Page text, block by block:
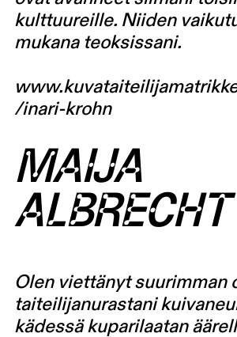
kulttuureille. Niiden
mukana teoksissani.
/inari-krohn
MAIJA
ALBRECHT
Olen viettänyt suurimman
taiteilijanurastani
kädessä kuparilaatan